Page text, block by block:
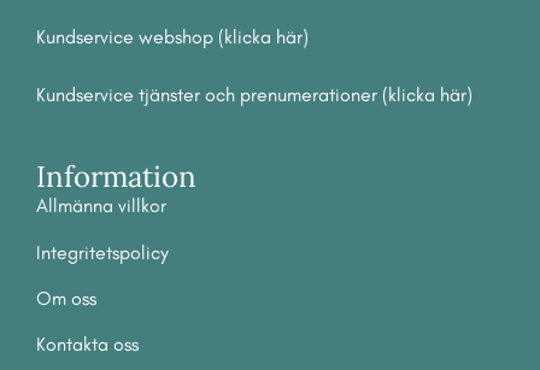
Kundservice webshop (klicka här)
Kundservice tjänster och prenumerationer (klicka här)
Information
Allmänna villkor
Integritetspolicy
Om oss
Kontakta oss